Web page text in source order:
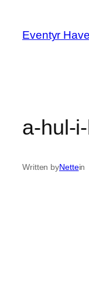
indhold
Eventyr
a-hul-
Written byNettein